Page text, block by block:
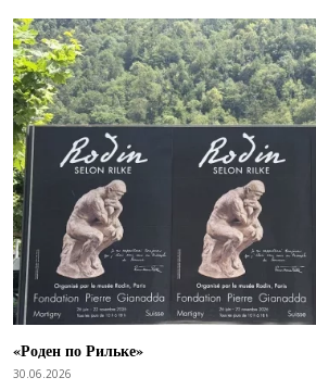
«Роден по Рильке»
30.06.2026